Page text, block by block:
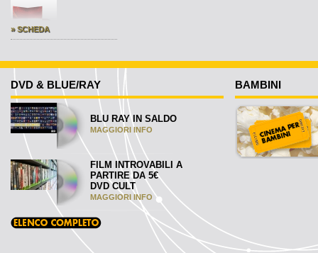
» SCHEDA
DVD & BLUE/RAY
BLU RAY IN SALDO
MAGGIORI INFO
FILM INTROVABILI A
PARTIRE DA 5€
DVD CULT
MAGGIORI INFO
BAMBINI